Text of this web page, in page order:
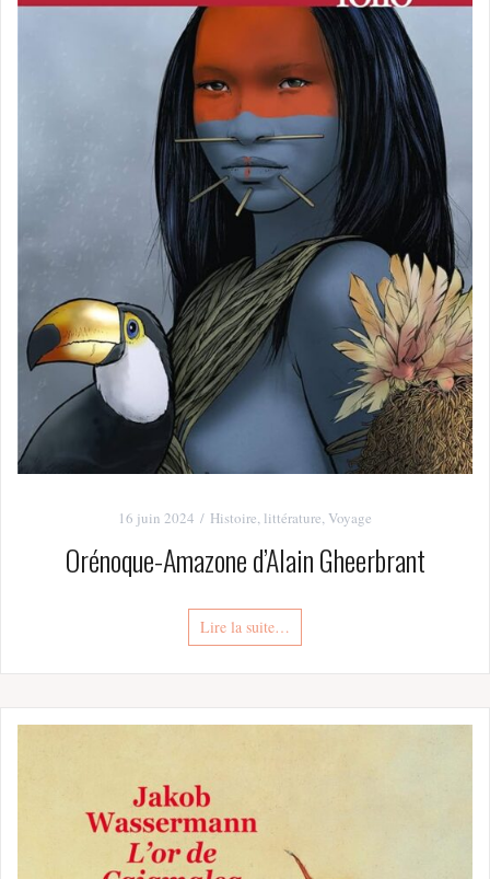
16 juin 2024 Histoire, littérature,Voyage
Orénoque-Amazone d’Alain Gheerbrant
Lire la suite…